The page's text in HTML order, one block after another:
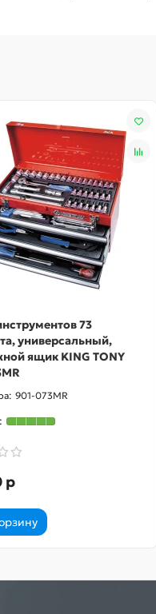
73
универсальный,
ящик KING TONY
901-073MR
р